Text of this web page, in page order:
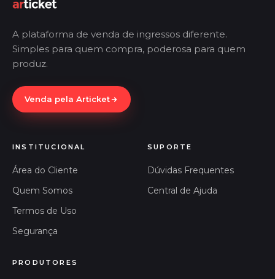
A plataforma de venda de ingressos diferente.
Simples para quem compra, poderosa para quem
produz.
Venda pela Articket
INSTITUCIONAL
Área do Cliente
Quem Somos
Termos de Uso
Segurança
SUPORTE
Dúvidas Frequentes
Central de Ajuda
PRODUTORES